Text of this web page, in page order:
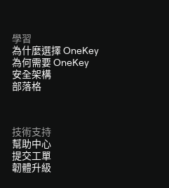
學習
為什麼選擇 OneKey
為何需要 OneKey
安全架構
部落格
技術支持
幫助中心
提交工單
韌體升級